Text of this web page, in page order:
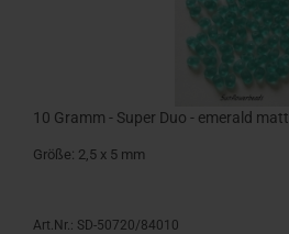
10 Gramm - Super Duo - emerald matt
Größe: 2,5 x 5 mm
Art.Nr.: SD-50720/84010